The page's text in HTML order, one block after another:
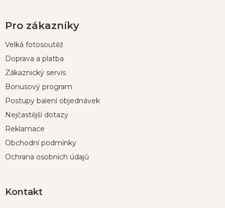
Pro zákazníky
Velká fotosoutěž
Doprava a platba
Zákaznický servis
Bonusový program
Postupy balení objednávek
Nejčastější dotazy
Reklamace
Obchodní podmínky
Ochrana osobních údajů
Kontakt